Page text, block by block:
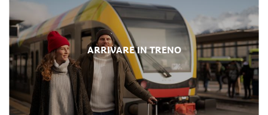
ARRIVARE IN TRENO